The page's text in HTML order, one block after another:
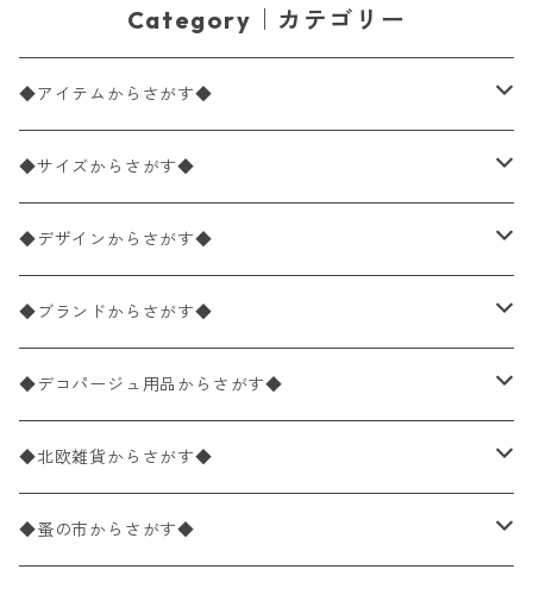
Category｜カテゴリー
◆アイテムからさがす◆
ペーパーナプキン2枚バラ売り
ペーパーナプキン1枚バラ売り
ペーパーナプキン20枚入りパック
ペーパーナプキン10枚入りパック
ライスペーパー
ペーパーリネンナプキン
◆サイズからさがす◆
33×33cm（ランチサイズ）
バラ売り
パック売り
25×25cm（カクテルサイズ）
バラ売り
パック売り
40×40cm（ディナーサイズ）
バラ売り
パック売り
21×21cm（ポケットサイズ）
バラ売り
33cm（ラウンド）
◆デザインからさがす◆
花柄
植物・グリーン柄
動物・鳥・昆虫・蝶柄
海・魚柄
◆ブランドからさがす◆
ドイツ製 IHR/イア
ランチサイズ
カクテルサイズ
ドイツ製 Ambiente/アンビエンテ
ランチサイズ
ドイツ製 Paperproducts Design
◆デコパージュ用品からさがす◆
デコパージュ液
デコパージュ下地
◆北欧雑貨からさがす◆
シリコンモールド
◆蚤の市からさがす◆